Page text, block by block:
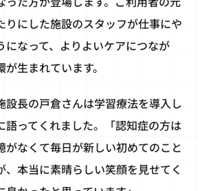
りにした施設のスタッフが仕事にや
になって、よりよいケアにつなが
生まれています。
設長の戸倉さんは学習療法を導入し
語ってくれました。「認知症の方は
がなくて毎日が新しい初めてのこと
、本当に素晴らしい笑顔を見せてく